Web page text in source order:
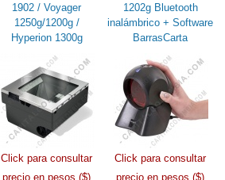
1902 / Voyager
1250g/1200g /
Hyperion 1300g
1202g Bluetooth
inalámbrico + Software
BarrasCarta
Click para consultar
precio en pesos ($)
Click para consultar
precio en pesos ($)